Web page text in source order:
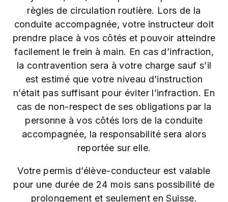
règles de circulation routière. Lors de la
conduite accompagnée, votre instructeur doit
prendre place à vos côtés et pouvoir atteindre
facilement le frein à main. En cas d’infraction,
la contravention sera à votre charge sauf s’il
est estimé que votre niveau d’instruction
n’était pas suffisant pour éviter l’infraction. En
cas de non-respect de ses obligations par la
personne à vos côtés lors de la conduite
accompagnée, la responsabilité sera alors
reportée sur elle.
Votre permis d’élève-conducteur est valable
pour une durée de 24 mois sans possibilité de
prolongement et seulement en Suisse.